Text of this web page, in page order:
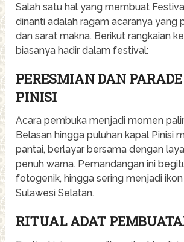
Salah satu hal yang membuat
dinanti adalah ragam acaranya yang
dan sarat makna. Berikut rangkaian
biasanya hadir dalam festival:
PERESMIAN DAN
PINISI
Acara pembuka menjadi momen
Belasan hingga puluhan kapal Pinisi
pantai, berlayar bersama dengan
penuh warna. Pemandangan ini
fotogenik, hingga sering menjadi
Sulawesi Selatan.
RITUAL ADAT